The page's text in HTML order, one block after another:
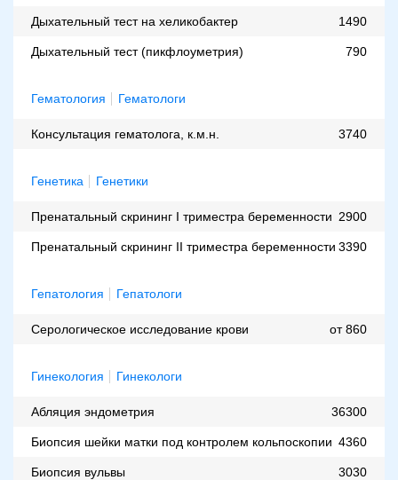
Дыхательный тест на хеликобактер 1490
Дыхательный тест (пикфлоуметрия) 790
Гематология Гематологи
Консультация гематолога, к.м.н. 3740
Генетика Генетики
Пренатальный скрининг I триместра беременности 2900
Пренатальный скрининг II триместра беременности 3390
Гепатология Гепатологи
Серологическое исследование крови от 860
Гинекология Гинекологи
Абляция эндометрия 36300
Биопсия шейки матки под контролем кольпоскопии 4360
Биопсия вульвы 3030